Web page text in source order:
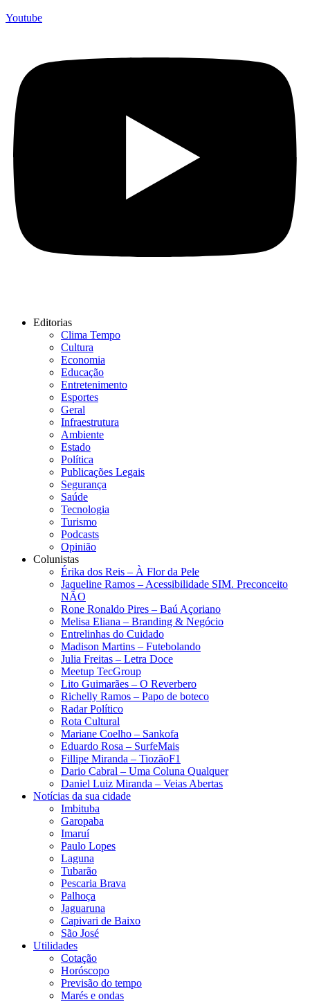
Youtube
Editorias
Clima Tempo
Cultura
Economia
Educação
Entretenimento
Esportes
Geral
Infraestrutura
Ambiente
Estado
Política
Publicações Legais
Segurança
Saúde
Tecnologia
Turismo
Podcasts
Opinião
Colunistas
Érika dos Reis​ – À Flor da Pele
Jaqueline Ramos – Acessibilidade SIM. Preconceito
NÃO
Rone Ronaldo Pires – Baú Açoriano
Melisa Eliana – Branding & Negócio
Entrelinhas do Cuidado
Madison Martins – Futebolando
Julia Freitas​ – Letra Doce
Meetup TecGroup
Lito Guimarães – O Reverbero
Richelly Ramos​ – Papo de boteco
Radar Político
Rota Cultural
Mariane Coelho – Sankofa
Eduardo Rosa​ – SurfeMais
Fillipe Miranda – TiozãoF1
Dario Cabral – Uma Coluna Qualquer
Daniel Luiz Miranda – Veias Abertas
Notícias da sua cidade
Imbituba
Garopaba
Imaruí
Paulo Lopes
Laguna
Tubarão
Pescaria Brava
Palhoça
Jaguaruna
Capivari de Baixo
São José
Utilidades
Cotação
Horóscopo
Previsão do tempo
Marés e ondas